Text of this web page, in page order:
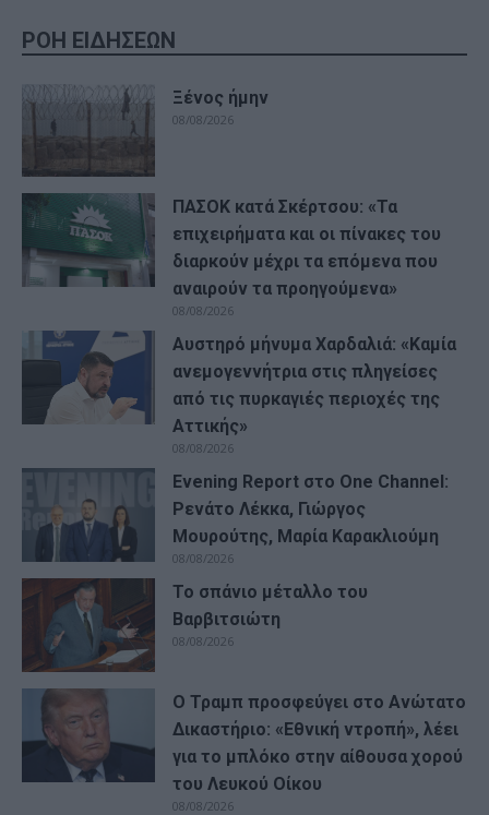
ΡΟΗ ΕΙΔΗΣΕΩΝ
Ξένος ήμην
08/08/2026
ΠΑΣΟΚ κατά Σκέρτσου: «Τα
επιχειρήματα και οι πίνακες του
διαρκούν μέχρι τα επόμενα που
αναιρούν τα προηγούμενα»
08/08/2026
Αυστηρό μήνυμα Χαρδαλιά: «Καμία
ανεμογεννήτρια στις πληγείσες
από τις πυρκαγιές περιοχές της
Αττικής»
08/08/2026
Evening Report στο One Channel:
Ρενάτο Λέκκα, Γιώργος
Μουρούτης, Μαρία Καρακλιούμη
08/08/2026
Το σπάνιο μέταλλο του
Βαρβιτσιώτη
08/08/2026
Ο Τραμπ προσφεύγει στο Ανώτατο
Δικαστήριο: «Εθνική ντροπή», λέει
για το μπλόκο στην αίθουσα χορού
του Λευκού Οίκου
08/08/2026